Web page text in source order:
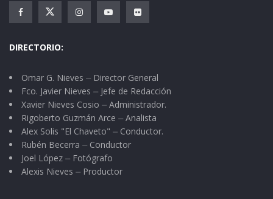
DIRECTORIO:
Omar G. Nieves ⏤ Director General
Fco. Javier Nieves ⏤ Jefe de Redacción
Xavier Nieves Cosio ⏤ Administrador.
Rigoberto Guzmán Arce ⏤ Analista
Alex Solis "El Chaveto" ⏤ Conductor.
Rubén Becerra ⏤ Conductor
Joel López ⏤ Fotógrafo
Alexis Nieves ⏤ Productor